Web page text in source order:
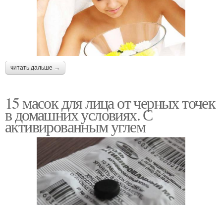
читать дальше →
15 масок для лица от черных точек
в домашних условиях. С
активированным углем